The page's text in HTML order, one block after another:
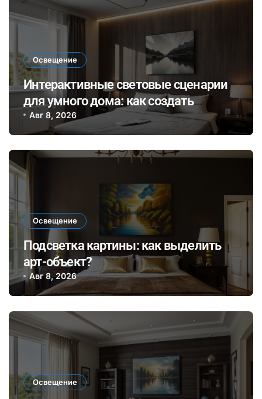
Освещение
Интерактивные световые сценарии
для умного дома: как создать
динамичное освещение по
настроению и времени суток
Авг 8, 2026
Освещение
Подсветка картины: как выделить
арт-объект?
Авг 8, 2026
Освещение